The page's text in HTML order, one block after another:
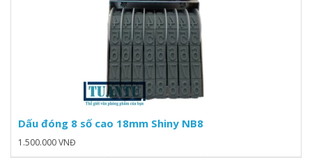
Dấu đóng 8 số cao 18mm Shiny NB8
1.500.000 VNĐ